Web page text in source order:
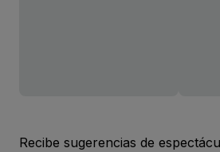
Recibe sugerencias de